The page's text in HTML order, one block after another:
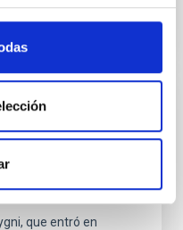
un intenso
de un agujero
que entró en